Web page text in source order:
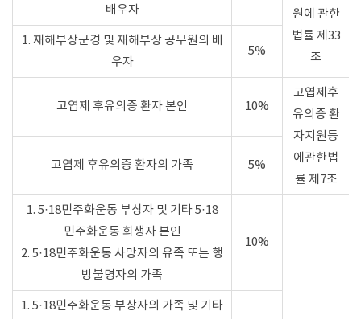
배우자
원에 관한
법률 제33
조
1. 재해부상군경 및 재해부상 공무원의 배
우자
5%
고엽제 후유의증 환자 본인 10%
고엽제후
유의증 환
자지원등
에관한법
률 제7조
고엽제 후유의증 환자의 가족 5%
1. 5·18민주화운동 부상자 및 기타 5·18
민주화운동 희생자 본인
2. 5·18민주화운동 사망자의 유족 또는 행
방불명자의 가족
10%
1. 5·18민주화운동 부상자의 가족 및 기타